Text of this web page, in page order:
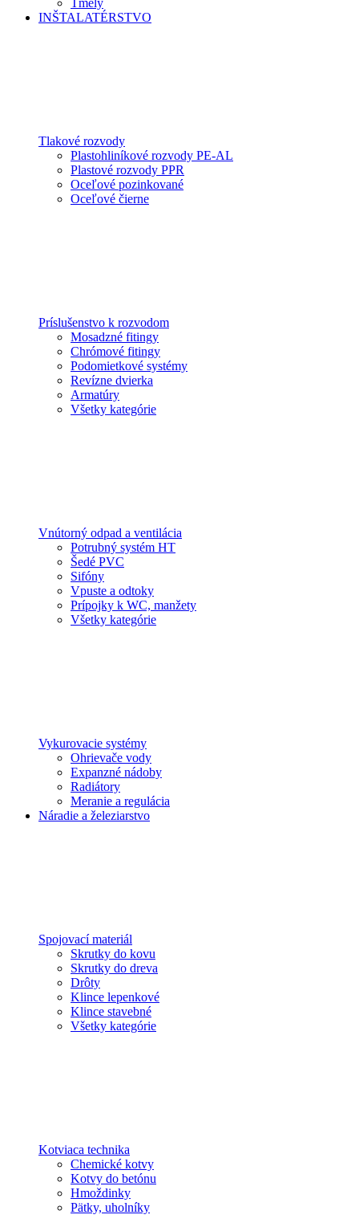
Tmely
INŠTALATÉRSTVO
Tlakové rozvody
Plastohliníkové rozvody PE-AL
Plastové rozvody PPR
Oceľové pozinkované
Oceľové čierne
Príslušenstvo k rozvodom
Mosadzné fitingy
Chrómové fitingy
Podomietkové systémy
Revízne dvierka
Armatúry
Všetky kategórie
Vnútorný odpad a ventilácia
Potrubný systém HT
Šedé PVC
Sifóny
Vpuste a odtoky
Prípojky k WC, manžety
Všetky kategórie
Vykurovacie systémy
Ohrievače vody
Expanzné nádoby
Radiátory
Meranie a regulácia
Náradie a železiarstvo
Spojovací materiál
Skrutky do kovu
Skrutky do dreva
Drôty
Klince lepenkové
Klince stavebné
Všetky kategórie
Kotviaca technika
Chemické kotvy
Kotvy do betónu
Hmoždinky
Pätky, uholníky